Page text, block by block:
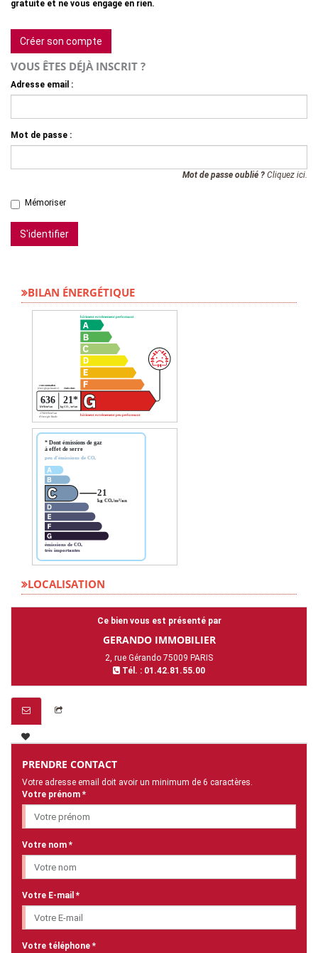
gratuite et ne vous engage en rien.
Créer son compte
VOUS ÊTES DÉJÀ INSCRIT ?
Adresse email :
Mot de passe :
Mot de passe oublié ? Cliquez ici.
Mémoriser
S'identifier
BILAN ÉNERGÉTIQUE
LOCALISATION
Ce bien vous est présenté par
GERANDO IMMOBILIER
2, rue Gérando 75009 PARIS
Tél. : 01.42.81.55.00
PRENDRE CONTACT
Votre adresse email doit avoir un minimum de 6 caractères.
Votre prénom *
Votre nom *
Votre E-mail *
Votre téléphone *